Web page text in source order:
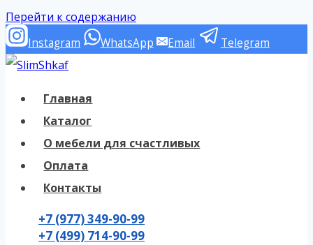
Перейти к содержанию
Instagram WhatsApp Email Telegram
Главная
Каталог
О мебели для счастливых
Оплата
Контакты
+7 (977) 349-90-99
+7 (499) 714-90-99